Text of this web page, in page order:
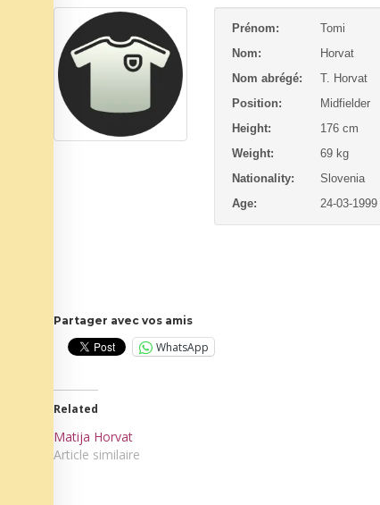
Prénom:
Tomi
Nom:
Horvat
Nom abrégé:
T. Horvat
Position:
Midfielder
Height:
176 cm
Weight:
69 kg
Nationality:
Slovenia
Age:
24-03-1999
Partager avec vos amis
WhatsApp
Related
Matija Horvat
Article similaire